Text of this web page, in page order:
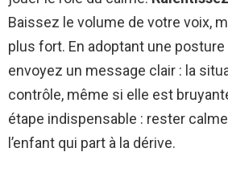
Baissez le volume de votre voix,
plus fort. En adoptant une
envoyez un message clair : la
contrôle, même si elle est
étape indispensable : rester
l’enfant qui part à la dérive.